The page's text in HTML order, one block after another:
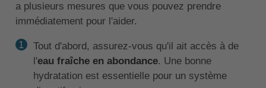
a plusieurs mesures que vous pouvez prendre
immédiatement pour l'aider.
Tout d'abord, assurez-vous qu'il ait accès à de
l'eau fraîche en abondance. Une bonne
hydratation est essentielle pour un système